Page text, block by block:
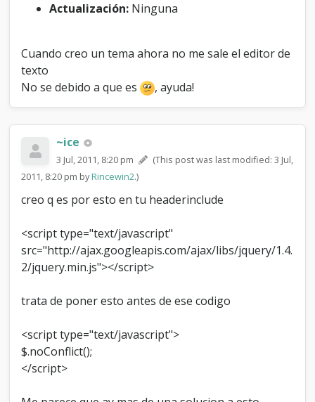
t
o
Actualización: Ninguna
Cuando creo un tema ahora no me sale el editor de
texto
No se debido a que es
, ayuda!
~ice
3 Jul, 2011, 8:20 pm
(This post was last modified: 3 Jul,
2011, 8:20 pm byRincewin2.)
creo q es por esto en tu headerinclude
<script type="text/javascript"
src="http://ajax.googleapis.com/ajax/libs/jquery/1.4.
2/jquery.min.js"></script>
trata de poner esto antes de ese codigo
<script type="text/javascript">
$.noConflict();
</script>